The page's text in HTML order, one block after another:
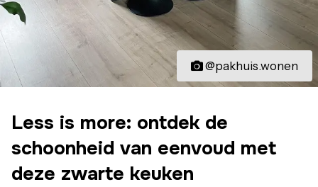
@pakhuis.wonen
Less is more: ontdek de
schoonheid van eenvoud met
deze zwarte keuken